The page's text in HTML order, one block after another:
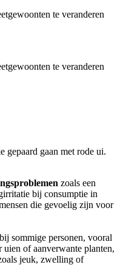
te veranderen
te veranderen
gepaard gaan met rode ui.
zoals een
bij consumptie in
die gevoelig zijn voor
bij sommige personen, vooral
of aanverwante planten,
jeuk, zwelling of